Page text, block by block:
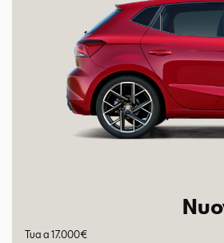
Tua a 17.000€